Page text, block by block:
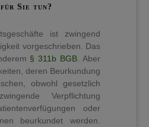
Sie tun?
ist zwingend
vorgeschrieben. Das
§ 311b BGB . Aber
deren Beurkundung
obwohl gesetzlich
Verpflichtung
oder
beurkundet werden.